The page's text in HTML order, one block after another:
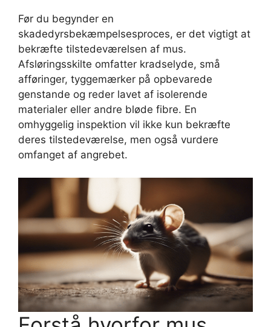
Før du begynder en
skadedyrsbekæmpelsesproces, er det vigtigt at
bekræfte tilstedeværelsen af ​​mus.
Afsløringsskilte omfatter kradselyde, små
afføringer, tyggemærker på opbevarede
genstande og reder lavet af isolerende
materialer eller andre bløde fibre. En
omhyggelig inspektion vil ikke kun bekræfte
deres tilstedeværelse, men også vurdere
omfanget af angrebet.